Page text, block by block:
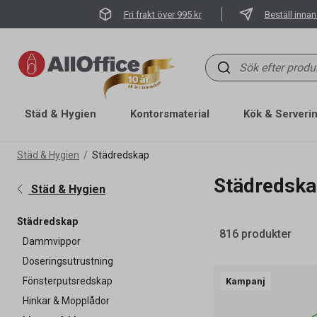
Fri frakt över 995 kr Beställ
Städ & Hygien Kontorsmaterial Kök &
Städ & Hygien Städredskap
Städ & Hygien
Städredskap
Dammvippor
Doseringsutrustning
Fönsterputsredskap
Hinkar & Mopplådor
816 produkter
Kampanj